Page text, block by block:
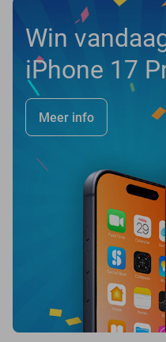
Win
iPhone 17
Meer info